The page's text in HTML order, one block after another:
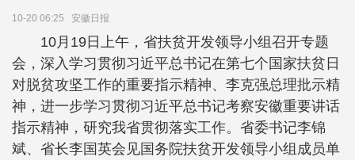
10-20 06:25 安徽日报
10月19日上午，省扶贫开发领导小组召开专题
会，深入学习贯彻习近平总书记在第七个国家扶贫日
对脱贫攻坚工作的重要指示精神、李克强总理批示精
神，进一步学习贯彻习近平总书记考察安徽重要讲话
指示精神，研究我省贯彻落实工作。省委书记李锦
斌、省长李国英会见国务院扶贫开发领导小组成员单